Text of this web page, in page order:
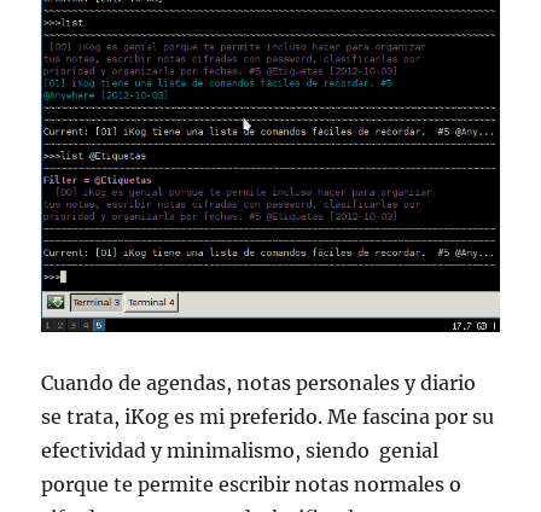
Cuando de agendas, notas personales y diario
se trata, iKog es mi preferido. Me fascina por su
efectividad y minimalismo, siendo genial
porque te permite escribir notas normales o